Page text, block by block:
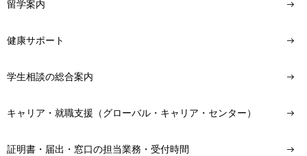
留学案内
健康サポート
学生相談の総合案内
キャリア・就職支援（グローバル・キャリア・センター）
証明書・届出・窓口の担当業務・受付時間